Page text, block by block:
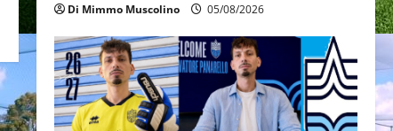
Di Mimmo Muscolino 05/08/2026